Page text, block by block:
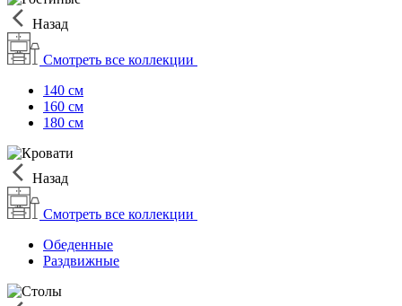
Назад
Смотреть все коллекции
140 см
160 см
180 см
Назад
Смотреть все коллекции
Обеденные
Раздвижные